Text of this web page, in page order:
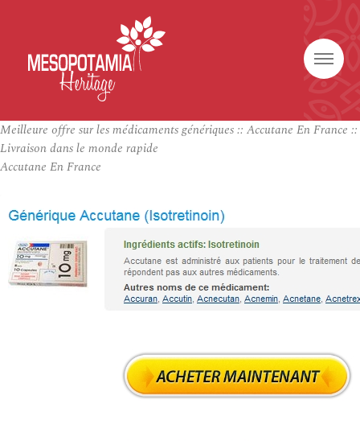
Meilleure offre sur les médicaments génériques :: Accutane En France ::
Livraison dans le monde rapide
Accutane En France